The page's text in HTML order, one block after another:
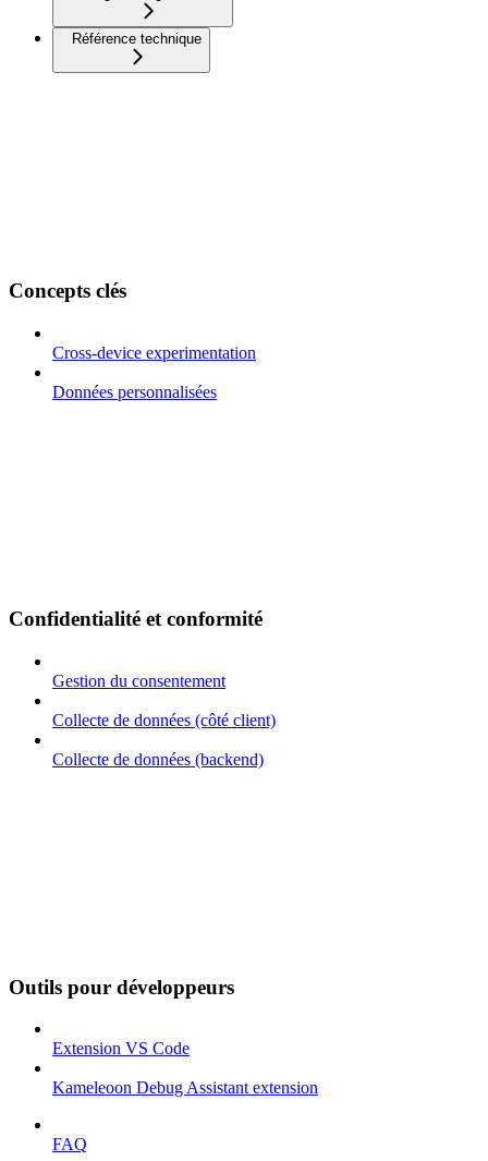
Référence technique
Concepts clés
Cross-device experimentation
Données personnalisées
Confidentialité et conformité
Gestion du consentement
Collecte de données (côté client)
Collecte de données (backend)
Outils pour développeurs
Extension VS Code
Kameleoon Debug Assistant extension
FAQ